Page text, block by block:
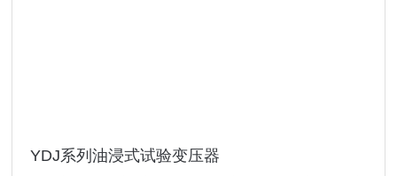
YDJ系列油浸式试验变压器